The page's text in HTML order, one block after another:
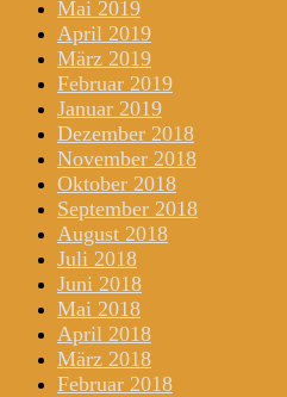
Mai 2019
April 2019
März 2019
Februar 2019
Januar 2019
Dezember 2018
November 2018
Oktober 2018
September 2018
August 2018
Juli 2018
Juni 2018
Mai 2018
April 2018
März 2018
Februar 2018